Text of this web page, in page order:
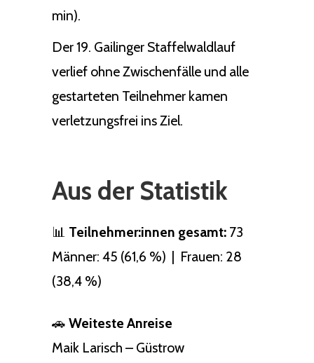
min).
Der 19. Gailinger Staffelwaldlauf
verlief ohne Zwischenfälle und alle
gestarteten Teilnehmer kamen
verletzungsfrei ins Ziel.
Aus der Statistik
📊 Teilnehmer:innen gesamt: 73
Männer: 45 (61,6 %) | Frauen: 28
(38,4 %)
🚗 Weiteste Anreise
Maik Larisch – Güstrow